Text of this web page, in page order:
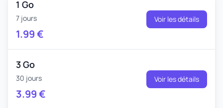
1 Go
7 jours
1.99€
Voir les détails
3 Go
30 jours
3.99€
Voir les détails